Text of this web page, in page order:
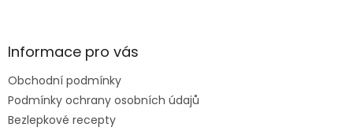
aInformace pro vás
Obchodní podmínky
Podmínky ochrany osobních údajů
Bezlepkové recepty